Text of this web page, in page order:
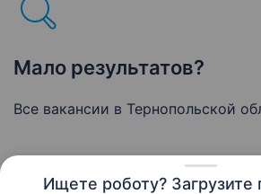
Ищете роботу?
Мало результатов?
Все вакансии в Тернопольской